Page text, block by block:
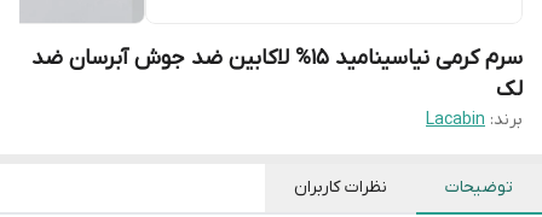
سرم کرمی نیاسینامید 15% لاکابین ضد جوش آبرسان ضد
لک
برند: Lacabin
توضیحات نظرات کاربران